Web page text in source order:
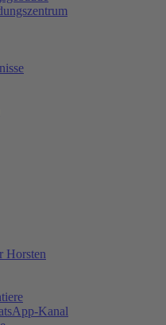
Horsten
Kanal